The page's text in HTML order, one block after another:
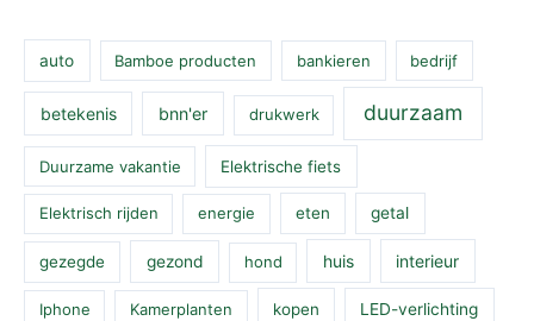
auto Bamboe producten bankieren bedrijf
betekenis bnn'er drukwerk duurzaam
Duurzame vakantie Elektrische fiets
Elektrisch rijden energie eten getal
gezegde gezond hond huis interieur
Iphone Kamerplanten kopen LED-verlichting